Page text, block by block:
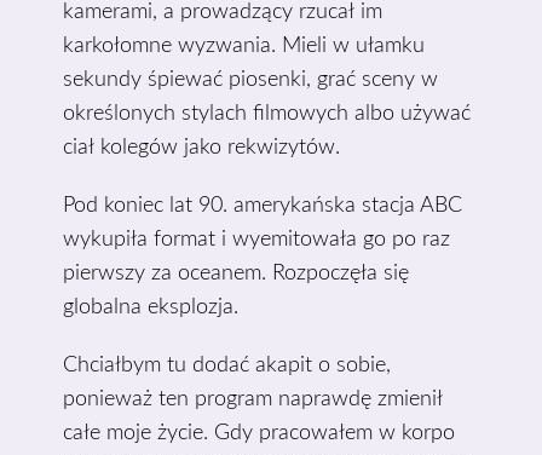
kamerami, a prowadzący rzucał im
karkołomne wyzwania. Mieli w ułamku
sekundy śpiewać piosenki, grać sceny w
określonych stylach filmowych albo używać
ciał kolegów jako rekwizytów.
Pod koniec lat 90. amerykańska stacja ABC
wykupiła format i wyemitowała go po raz
pierwszy za oceanem. Rozpoczęła się
globalna eksplozja.
Chciałbym tu dodać akapit o sobie,
ponieważ ten program naprawdę zmienił
całe moje życie. Gdy pracowałem w korpo